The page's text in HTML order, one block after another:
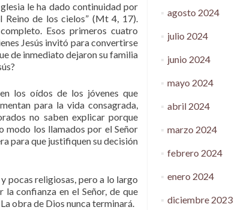
le ha dado continuidad por
Reino de los cielos” (Mt 4, 17).
Esos primeros cuatro
Jesús invitó para convertirse
de inmediato dejaron su familia
los oídos de los jóvenes que
para la vida consagrada,
no saben explicar porque
modo los llamados por el Señor
para que justifiquen su decisión
pocas religiosas, pero a lo largo
confianza en el Señor, de que
obra de Dios nunca terminará.
agosto 2024
julio 2024
junio 2024
mayo 2024
abril 2024
marzo 2024
febrero 2024
enero 2024
diciembre 2023